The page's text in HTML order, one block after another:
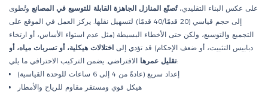
على عكس البناء التقليدي،تُصنّع المنازل الجاهزة القابلة للتوسيع في المصانع وتُطوى
إلى حجم قياسي (20 قدمًا/40 قدمًا) لتسهيل نقلها. يركز العمل في الموقع على
التجميع والتوسيع، ولكن حتى الأخطاء البسيطة (مثل عدم استواء الأساس، أو ارتخاء
دبابيس التثبيت، أو ضعف الإحكام) قد تؤدي إلى اختلالات هيكلية، أو تسربات مياه، أو
تقليل عمرهاالافتراضي. يضمن التركيب الاحترافي ما يلي:
إعداد سريع (عادةً من 4 إلى 6 ساعات للوحدة القياسية)
هيكل قوي ومستقر مقاوم للرياح والأمطار